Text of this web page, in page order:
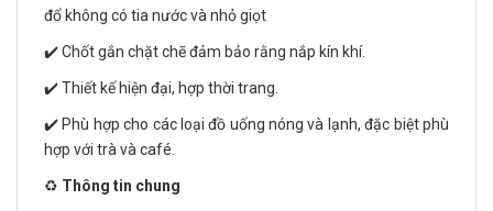
đổ không có tia nước và nhỏ giọt
✔️ Chốt gắn chặt chẽ đảm bảo rằng nắp kín khí.
✔️ Thiết kế hiện đại, hợp thời trang.
✔️ Phù hợp cho các loại đồ uống nóng và lạnh, đặc biệt phù
hợp với trà và café.
♻️ Thông tin chung